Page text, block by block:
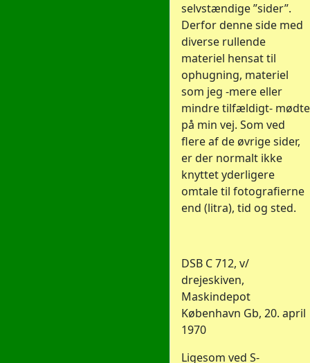
selvstændige ”sider”.
Derfor denne side med
diverse rullende
materiel hensat til
ophugning, materiel
som jeg -mere eller
mindre tilfældigt- mødte
på min vej. Som ved
flere af de øvrige sider,
er der normalt ikke
knyttet yderligere
omtale til fotografierne
end (litra), tid og sted.
DSB C 712, v/
drejeskiven,
Maskindepot
København Gb, 20. april
1970
Ligesom ved S-